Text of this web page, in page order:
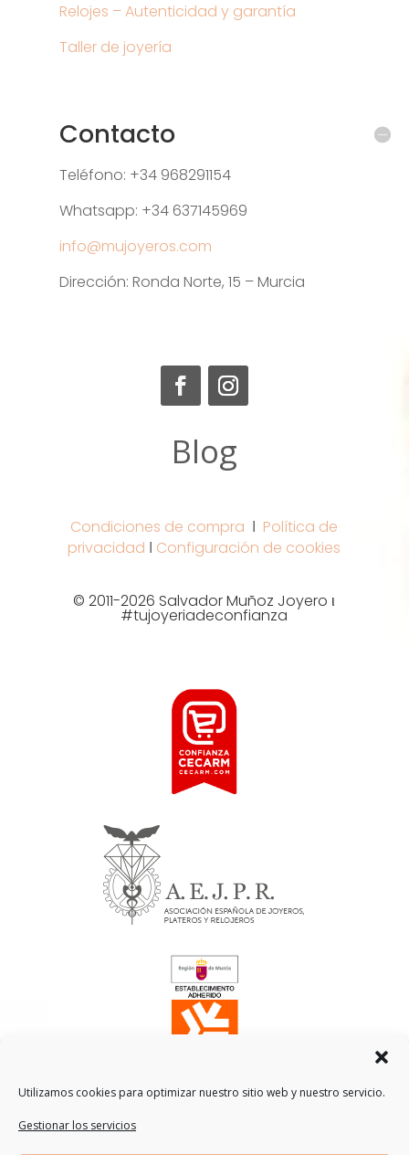
Utilizamos cookies para optimizar nuestro sitio web y nuestro servicio.
Gestionar los servicios
Relojes – Autenticidad y garantía
Taller de joyería
Contacto
Teléfono: +34 968291154
Whatsapp: +34 637145969
info@mujoyeros.com
Dirección: Ronda Norte, 15 – Murcia
Blog
Condiciones de compra Ι Política de
privacidad Ι Configuración de cookies
© 2011-2026 Salvador Muñoz Joyero ι
#tujoyeriadeconfianza